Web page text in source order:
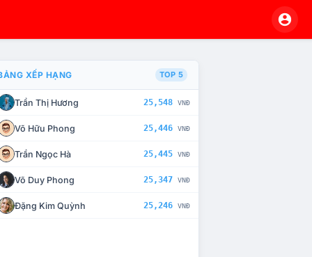
CHẾ TÀI XỬ LÝ VI PHẠM
XẾP HẠNG TOP 5
Trần Thị Hương 25,548 VNĐ
Võ Hữu Phong 25,446 VNĐ
Trần Ngọc Hà 25,445 VNĐ
Võ Duy Phong 25,347 VNĐ
Đặng Kim Quỳnh 25,246 VNĐ